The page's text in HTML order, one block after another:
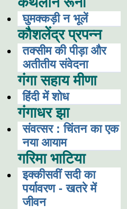
घुमक्कड़ी न भूलें
कौशलेंद्र प्रपन्न
तक्सीम की पीड़ा और
अतीतीय संवेदना
गंगा सहाय मीणा
हिंदी में शोध
गंगाधर झा
संवत्सर : चिंतन का एक
नया आयाम
गरिमा भाटिया
इक्कीसवीं सदी का
पर्यावरण - खतरे में
जीवन